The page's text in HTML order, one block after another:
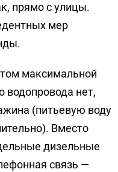
прямо с улицы.
мер
максимальной
водопровода нет,
(питьевую воду
Вместо
дизельные
связь —